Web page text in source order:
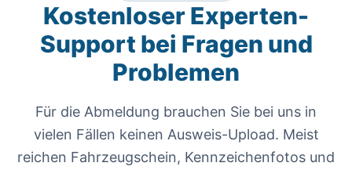
Kostenloser Experten-
Support bei Fragen und
Problemen
Für die Abmeldung brauchen Sie bei uns in
vielen Fällen keinen Ausweis-Upload. Meist
reichen Fahrzeugschein, Kennzeichenfotos und